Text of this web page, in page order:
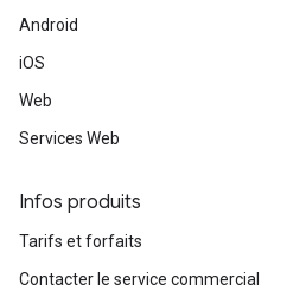
Android
iOS
Web
Services Web
Infos produits
Tarifs et forfaits
Contacter le service commercial